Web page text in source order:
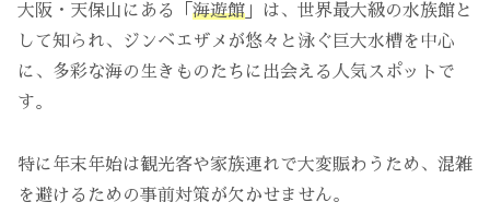
大阪・天保山にある「 海遊館 」は、世界最大級の水族館と
して知られ、ジンベエザメが悠々と泳ぐ巨大水槽を中心
に、多彩な海の生きものたちに出会える人気スポットで
す。
特に年末年始は観光客や家族連れで大変賑わうため、混雑
を避けるための事前対策が欠かせません。